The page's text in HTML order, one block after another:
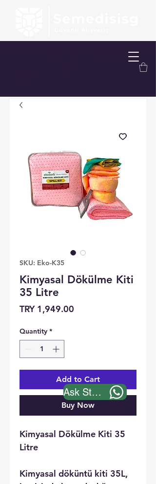
FREE SHIPPING OVER 200.00 TL
FREE DELIVERY OPTION WITHIN
SKU: Eko-K35
Kimyasal Dökülme Kiti
35 Litre
TRY 1,949.00
Quantity *
Add to Cart
Buy Now
Kimyasal Dökülme Kiti 35
Litre
Kimyasal döküntü kiti 35L,
Ask Stock